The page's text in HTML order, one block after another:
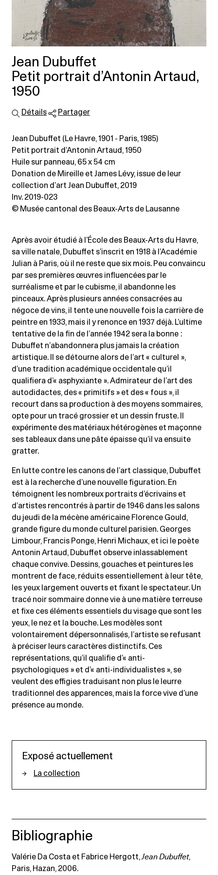
Jean Dubuffet
Petit portrait d’Antonin Artaud,
1950
Détails Partager
Jean Dubuffet (Le Havre, 1901 - Paris, 1985)
Petit portrait d’Antonin Artaud, 1950
Huile sur panneau, 65 x 54 cm
Donation de Mireille et James Lévy, issue de leur
collection d’art Jean Dubuffet, 2019
Inv. 2019-023
© Musée cantonal des Beaux-Arts de Lausanne
Après avoir étudié à l’École des Beaux-Arts du Havre,
sa ville natale, Dubuffet s’inscrit en 1918 à l’Académie
Julian à Paris, où il ne reste que six mois. Peu convaincu
par ses premières œuvres influencées par le
surréalisme et par le cubisme, il abandonne les
pinceaux. Après plusieurs années consacrées au
négoce de vins, il tente une nouvelle fois la carrière de
peintre en 1933, mais il y renonce en 1937 déjà. L’ultime
tentative de la fin de l’année 1942 sera la bonne :
Dubuffet n’abandonnera plus jamais la création
artistique. Il se détourne alors de l’art « culturel »,
d’une tradition académique occidentale qu’il
qualifiera d’« asphyxiante ». Admirateur de l’art des
autodidactes, des « primitifs » et des « fous », il
recourt dans sa production à des moyens sommaires,
opte pour un tracé grossier et un dessin fruste. Il
expérimente des matériaux hétérogènes et maçonne
ses tableaux dans une pâte épaisse qu’il va ensuite
gratter.
En lutte contre les canons de l’art classique, Dubuffet
est à la recherche d’une nouvelle figuration. En
témoignent les nombreux portraits d’écrivains et
d’artistes rencontrés à partir de 1946 dans les salons
du jeudi de la mécène américaine Florence Gould,
grande figure du monde culturel parisien. Georges
Limbour, Francis Ponge, Henri Michaux, et ici le poète
Antonin Artaud, Dubuffet observe inlassablement
chaque convive. Dessins, gouaches et peintures les
montrent de face, réduits essentiellement à leur tête,
les yeux largement ouverts et fixant le spectateur. Un
tracé noir sommaire donne vie à une matière terreuse
et fixe ces éléments essentiels du visage que sont les
yeux, le nez et la bouche. Les modèles sont
volontairement dépersonnalisés, l’artiste se refusant
à préciser leurs caractères distinctifs. Ces
représentations, qu’il qualifie d’« anti-
psychologiques » et d’« anti-individualistes », se
veulent des effigies traduisant non plus le leurre
traditionnel des apparences, mais la force vive d’une
présence au monde.
Exposé actuellement
La collection
Bibliographie
Valérie Da Costa et Fabrice Hergott,Jean Dubuffet,
Paris, Hazan, 2006.